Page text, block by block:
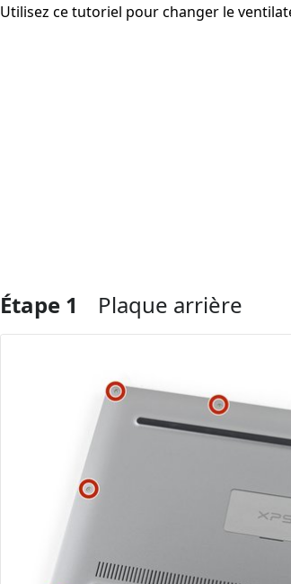
Utilisez ce tutoriel pour changer le
Étape 1 Plaque arrière